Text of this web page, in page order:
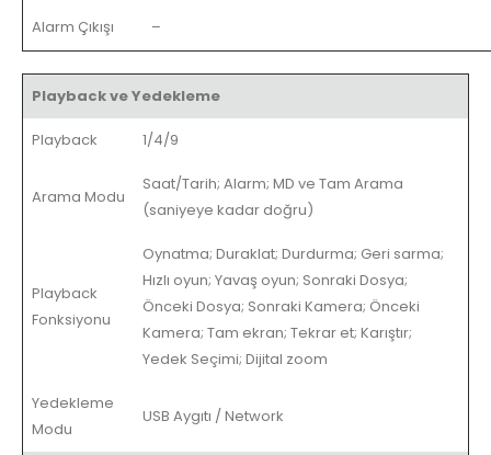
Alarm Çıkışı –
Playback ve Yedekleme
Playback 1/4/9
Arama Modu
Saat/Tarih; Alarm; MD ve Tam Arama
(saniyeye kadar doğru)
Playback
Fonksiyonu
Oynatma; Duraklat; Durdurma; Geri sarma;
Hızlı oyun; Yavaş oyun; Sonraki Dosya;
Önceki Dosya; Sonraki Kamera; Önceki
Kamera; Tam ekran; Tekrar et; Karıştır;
Yedek Seçimi; Dijital zoom
Yedekleme
Modu
USB Aygıtı / Network